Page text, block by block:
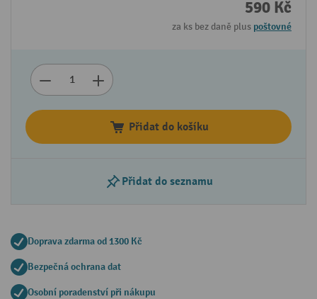
590 Kč
za ks bez daně plus poštovné
Přidat do košíku
Přidat do seznamu
Doprava zdarma od 1300 Kč
Bezpečná ochrana dat
Osobní poradenství při nákupu